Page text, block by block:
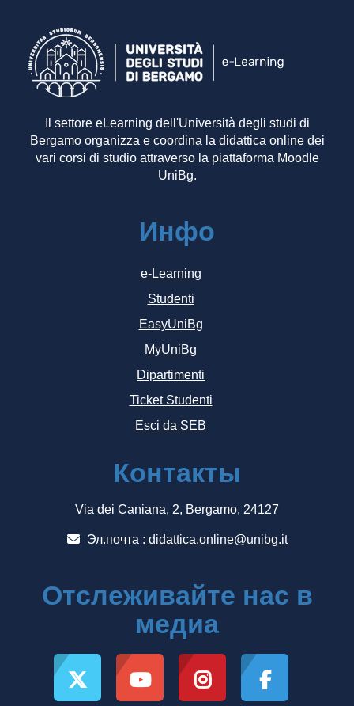
Il settore eLearning dell'Università degli studi di
Bergamo organizza e coordina la didattica online dei
vari corsi di studio attraverso la piattaforma Moodle
UniBg.
Инфо
e-Learning
Studenti
EasyUniBg
MyUniBg
Dipartimenti
Ticket Studenti
Esci da SEB
Контакты
Via dei Caniana, 2, Bergamo, 24127
Эл.почта : didattica.online@unibg.it
Отслеживайте нас в
медиа